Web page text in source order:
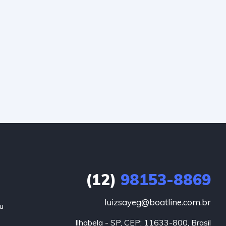
(12) 98153-8869
luizsayeg@boatline.com.br
Ilhabela - SP, CEP: 11633-800, Brasil